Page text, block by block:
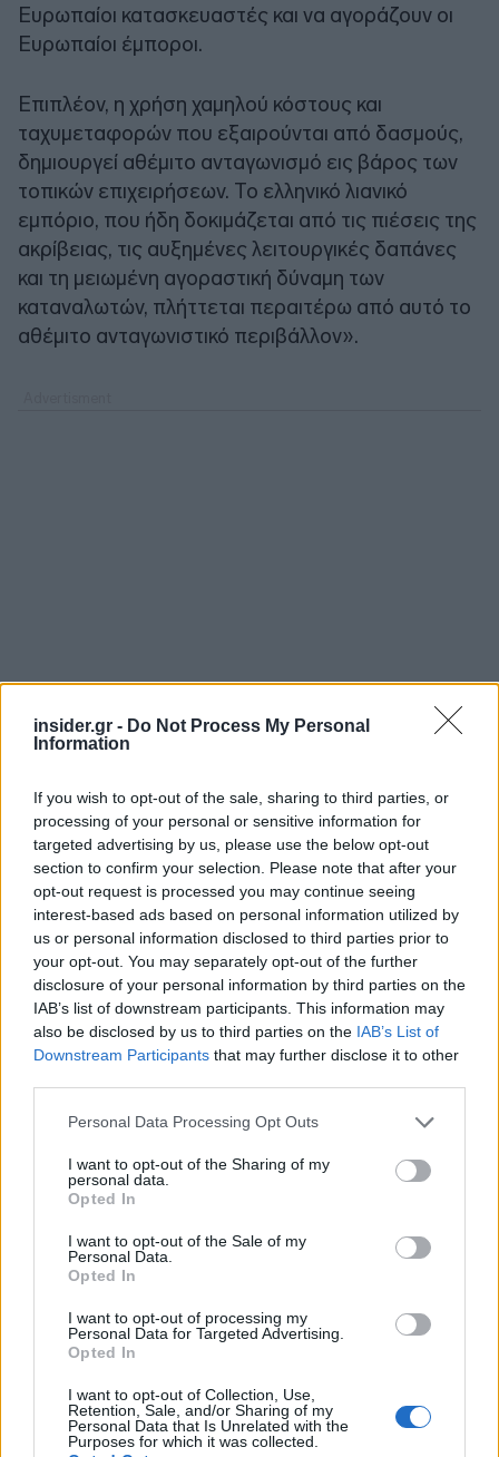
insider.gr - Do Not Process My Personal
Information
If you wish to opt-out of the sale, sharing to third parties, or
processing of your personal or sensitive information for
targeted advertising by us, please use the below opt-out
section to confirm your selection. Please note that after your
opt-out request is processed you may continue seeing
interest-based ads based on personal information utilized by
us or personal information disclosed to third parties prior to
your opt-out. You may separately opt-out of the further
disclosure of your personal information by third parties on the
IAB’s list of downstream participants. This information may
also be disclosed by us to third parties on the IAB’s List of
Downstream Participants that may further disclose it to other
Please note that this website/app uses one or more Google
not limited to your visit or usage behaviour. You may click to
grant or deny consent to Google and its third-party tags to
use your data for below specified purposes in below Google
consent section.
Personal Data Processing Opt Outs
I want to opt-out of the Sharing of my
personal data.
Opted In
I want to opt-out of the Sale of my
Personal Data.
Opted In
I want to opt-out of processing my
Personal Data for Targeted Advertising.
Opted In
I want to opt-out of Collection, Use,
Retention, Sale, and/or Sharing of my
Personal Data that Is Unrelated with the
Purposes for which it was collected.
Ευρωπαίοι κατασκευαστές και να αγοράζουν οι
Ευρωπαίοι έμποροι.
Επιπλέον, η χρήση χαμηλού κόστους και
ταχυμεταφορών που εξαιρούνται από δασμούς,
δημιουργεί αθέμιτο ανταγωνισμό εις βάρος των
τοπικών επιχειρήσεων. Το ελληνικό λιανικό
εμπόριο, που ήδη δοκιμάζεται από τις πιέσεις της
ακρίβειας, τις αυξημένες λειτουργικές δαπάνες
και τη μειωμένη αγοραστική δύναμη των
καταναλωτών, πλήττεται περαιτέρω από αυτό το
αθέμιτο ανταγωνιστικό περιβάλλον».
καλεί την ελληνική κυβέρνηση και τους
ευρωπαϊκούς θεσμούς να:
τρίτες χώρες, ώστε να διασφαλιστεί η ίση
μεταχείριση.
Επανεξετάσουν τη φορολογική πολιτική για τις
πλατφόρμες του ηλεκτρονικού εμπορίου, ώστε να
μην υφίστανται ανισότητες μεταξύ ευρωπαϊκών
και μη-ευρωπαϊκών επιχειρήσεων.